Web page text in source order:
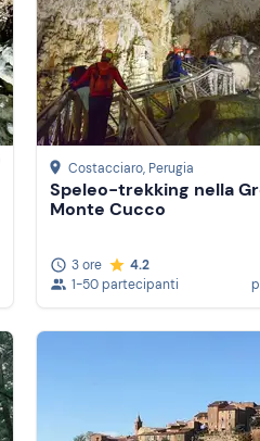
Costacciaro, Perugia
Speleo-trekking nella
Monte Cucco
3 ore
4.2
1-50 partecipanti